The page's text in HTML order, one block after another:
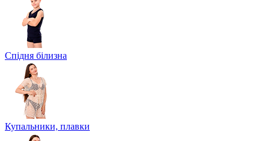
Спідня білизна
Купальники, плавки